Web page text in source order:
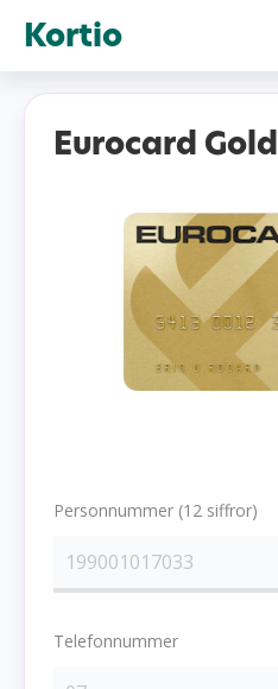
Kortio
Eurocard Gold
Personnummer (12 siffror)
Telefonnummer